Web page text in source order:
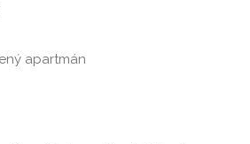
apartmán